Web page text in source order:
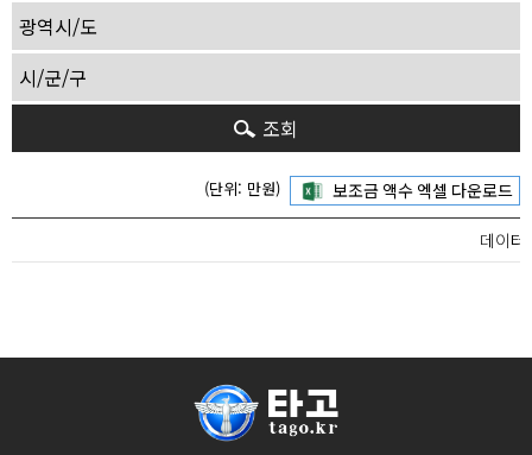
조회
(단위: 만원)
데이터